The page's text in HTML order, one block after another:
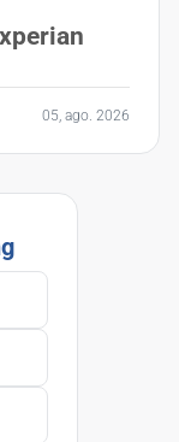
05, ago. 2026